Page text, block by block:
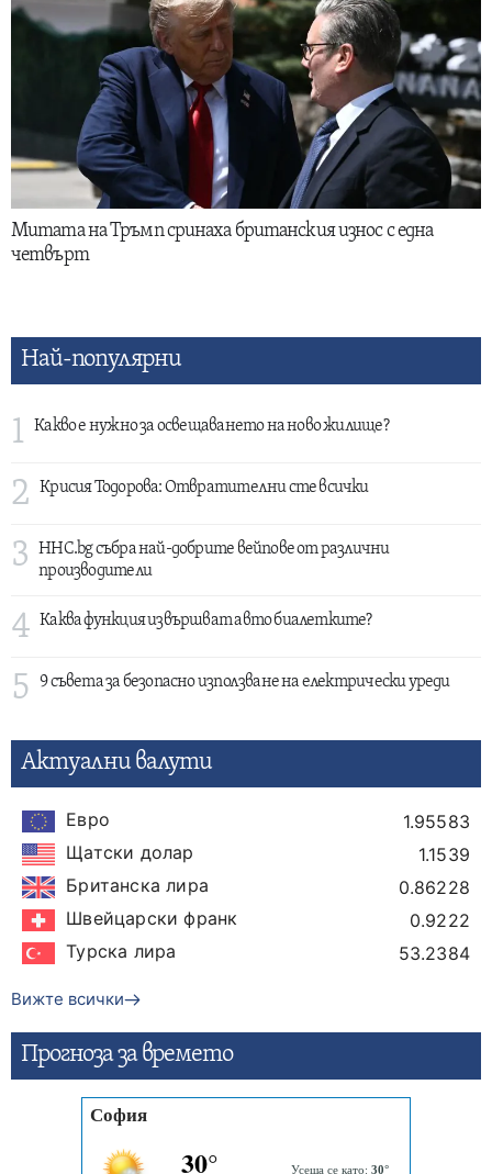
Митата на Тръмп сринаха британския износ с една
четвърт
Най-популярни
1 Какво е нужно за освещаването на ново жилище?
2 Крисия Тодорова: Отвратителни сте всички
3
HHC.bg събра най-добрите вейпове от различни
производители
4 Каква функция извършват авто биалетките?
5 9 съвета за безопасно използване на електрически уреди
Актуални валути
Евро
1.95583
Щатски долар
1.1539
Британска лира
0.86228
Швейцарски франк
0.9222
Турска лира
53.2384
Вижте всички
Прогнозa за времето